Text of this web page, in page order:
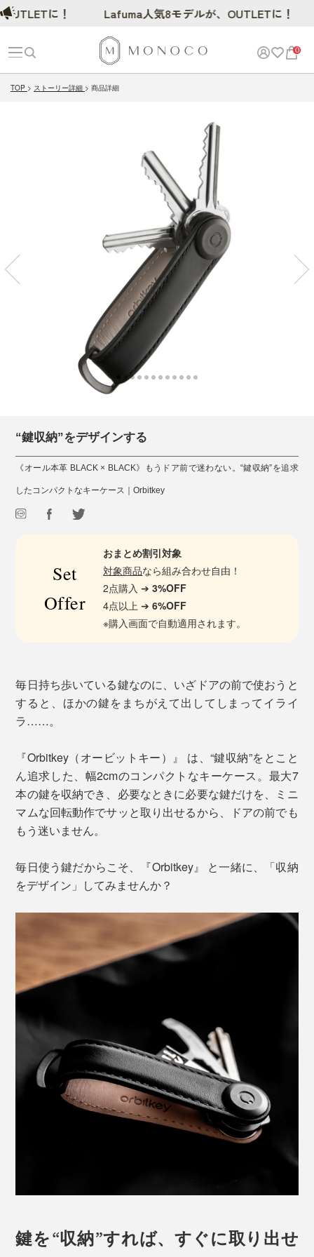
0
TOP ストーリー詳細 商品詳細
“鍵収納”をデザインする
《オール本革 BLACK × BLACK》もうドア前で迷わない。“鍵収納”を追求
したコンパクトなキーケース｜Orbitkey
Set
Offer
おまとめ割引対象
対象商品なら組み合わせ自由！
2点購入 ➔3%OFF
4点以上 ➔6%OFF
※購入画面で自動適用されます。
毎日持ち歩いている鍵なのに、いざドアの前で使おうと
すると、ほかの鍵をまちがえて出してしまってイライ
ラ……。
『Orbitkey（オービットキー）』 は、“鍵収納”をとこと
ん追求した、幅2cmのコンパクトなキーケース。最大7
本の鍵を収納でき、必要なときに必要な鍵だけを、ミニ
マムな回転動作でサッと取り出せるから、ドアの前でも
もう迷いません。
毎日使う鍵だからこそ、『Orbitkey』 と一緒に、「収納
をデザイン」してみませんか？
鍵を“収納”すれば、すぐに取り出せ
に！ Lafuma人気8モデルが、OUTLETに！